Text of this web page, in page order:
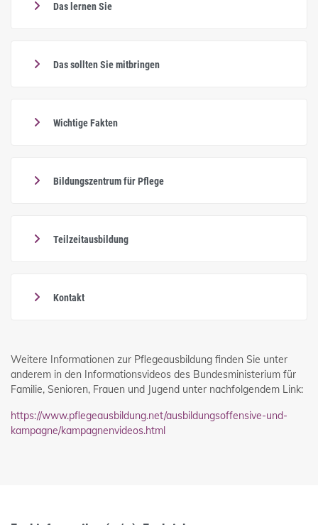
Das lernen Sie
Das sollten Sie mitbringen
Wichtige Fakten
Bildungszentrum für Pflege
Teilzeitausbildung
Kontakt
Weitere Informationen zur Pflegeausbildung finden Sie unter
anderem in den Informationsvideos des Bundesministerium für
Familie, Senioren, Frauen und Jugend unter nachfolgendem Link:
https://www.pflegeausbildung.net/ausbildungsoffensive-und-
kampagne/kampagnenvideos.html